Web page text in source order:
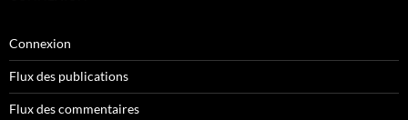
Connexion
Flux des publications
Flux des commentaires